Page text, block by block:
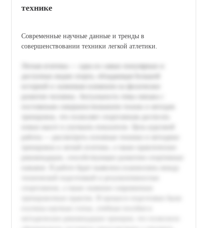
технике
Современные научные данные и тренды в
совершенствовании техники легкой атлетики.